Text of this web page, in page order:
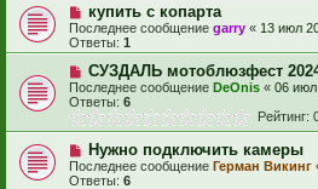
купить с копарта
Последнее сообщение garry « 13 июл
Ответы: 1
СУЗДАЛЬ мотоблюзфест
Последнее сообщение DeOnis « 06 июл
Ответы: 6
Рейтинг:
Нужно подключить камеры
Последнее сообщение Герман Викинг
Ответы: 6